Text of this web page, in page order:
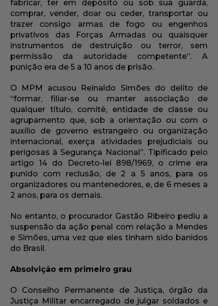
fabricar, ter em depósito ou sob sua guarda,
comprar, vender, doar ou ceder, transportar ou
trazer consigo armas de fogo ou engenhos
privativos das Forças Armadas ou quaisquer
instrumentos de destruição ou terror, sem
permissão da autoridade competente”. A
punição era de 5 a 10 anos de prisão.
O MPM acusou Reinaldo Simões do delito de
“formar, filiar-se ou manter associação de
qualquer título, comitê, entidade de classe ou
agrupamento que, sob a orientação ou com o
auxílio de governo estrangeiro ou organização
internacional, exerça atividades prejudiciais ou
perigosas à Segurança Nacional”. Tipificado pelo
artigo 14 do Decreto-lei 898/1969, o crime era
punido com reclusão, de 2 a 5 anos, para os
organizadores ou mantenedores, e, de 6 meses a
2 anos, para os demais.
No entanto, o procurador Gastão Ribeiro pediu a
suspensão da ação penal com relação a Mendes
e Simões, uma vez que eles tinham sido banidos
do Brasil.
Absolvição em primeiro grau
O Conselho Permanente de Justiça, órgão da
Justiça Militar encarregado de julgar soldados e